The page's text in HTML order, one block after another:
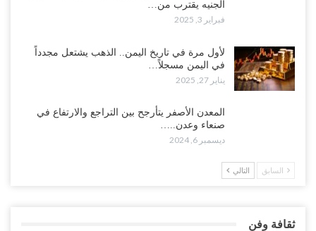
الجنيه يقترب من…
فبراير 3, 2025
لأول مرة في تاريخ اليمن.. الذهب يشتعل مجدداً
في اليمن مسجلاً…
يناير 27, 2025
المعدن الأصفر يتأرجح بين التراجع والارتفاع في
صنعاء وعدن..…
ديسمبر 6, 2024
السابق التالي
ثقافة وفن